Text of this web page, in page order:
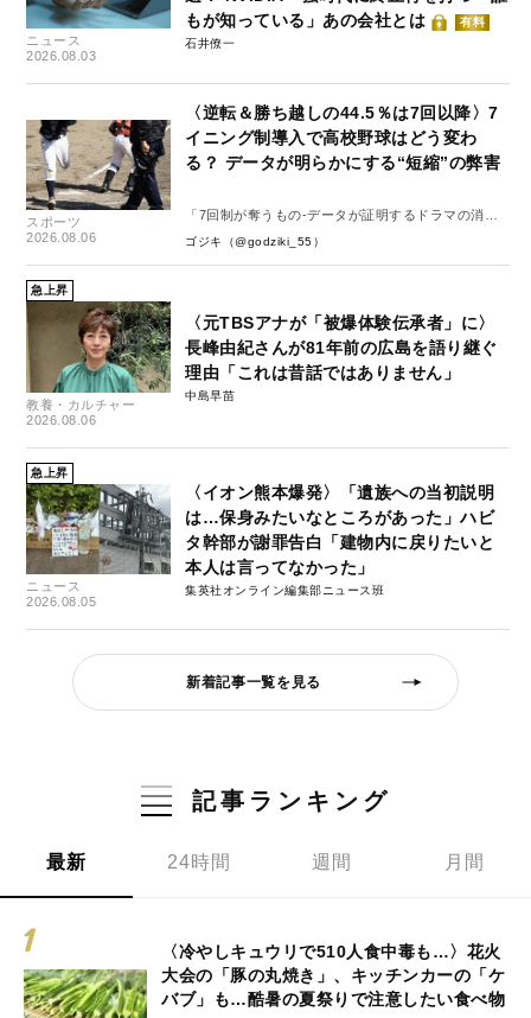
ニュース
2026.08.03
もが知っている」あの会社とは
有料
石井僚一
スポーツ
2026.08.06
〈逆転＆勝ち越しの44.5％は7回以降〉7
イニング制導入で高校野球はどう変わ
る？ データが明らかにする“短縮”の弊害
「7回制が奪うもの-データが証明するドラマの消
失-」
ゴジキ（@godziki_55）
急上昇
教養・カルチャー
2026.08.06
〈元TBSアナが「被爆体験伝承者」に〉
長峰由紀さんが81年前の広島を語り継ぐ
理由「これは昔話ではありません」
中島早苗
急上昇
ニュース
2026.08.05
〈イオン熊本爆発〉「遺族への当初説明
は…保身みたいなところがあった」ハビ
タ幹部が謝罪告白「建物内に戻りたいと
本人は言ってなかった」
集英社オンライン編集部ニュース班
新着記事一覧を見る
記事ランキング
最新 24時間 週間 月間
〈冷やしキュウリで510人食中毒も…〉花火
大会の「豚の丸焼き」、キッチンカーの「ケ
バブ」も…酷暑の夏祭りで注意したい食べ物